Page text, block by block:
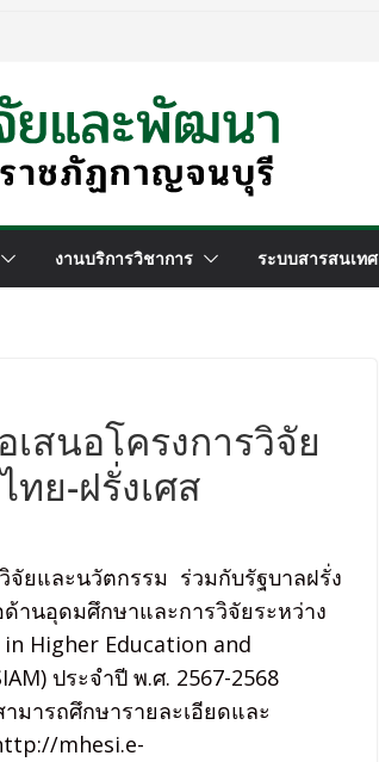
งานบริการวิชาการ ระบบสารสนเทศ
สนอโครงการวิจัย
ย-ฝรั่งเศส
จัยและนวัตกรรม ร่วมกับรัฐบาลฝรั่ง
านอุดมศึกษาและการวิจัยระหว่าง
Higher Education and
ประจำปี พ.ศ. 2567-2568
มารถศึกษารายละเอียดและ
mhesi.e-